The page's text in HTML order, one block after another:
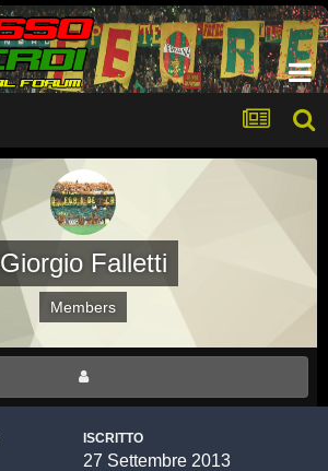
Giorgio Falletti
Members
ISCRITTO
27 Settembre 2013